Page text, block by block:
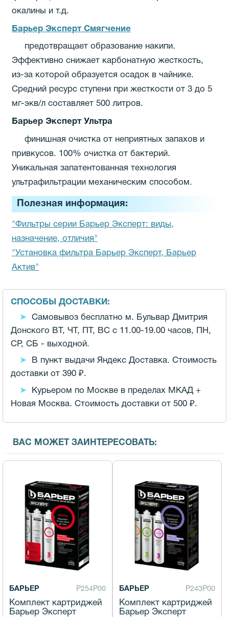
окалины и т.д.
Барьер Эксперт Смягчение
предотвращает образование накипи.
Эффективно снижает карбонатную жесткость,
из-за которой образуется осадок в чайнике.
Средний ресурс ступени при жесткости от 3 до 5
мг-экв/л составляет 500 литров.
Барьер Эксперт Ультра
финишная очистка от неприятных запахов и
привкусов. 100% очистка от бактерий.
Уникальная запатентованная технология
ультрафильтрации механическим способом.
Полезная информация:
"Фильтры серии Барьер Эксперт: виды,
назначение, отличия"
"Установка фильтра Барьер Эксперт, Барьер
Актив"
СПОСОБЫ ДОСТАВКИ:
Самовывоз бесплатно м. Бульвар Дмитрия
Донского ВТ, ЧТ, ПТ, ВС с 11.00-19.00 часов, ПН,
СР, СБ - выходной.
В пункт выдачи Яндекс Доставка. Стоимость
доставки от 390 ₽.
Курьером по Москве в пределах МКАД +
Новая Москва. Стоимость доставки от 500 ₽.
ВАС МОЖЕТ ЗАИНТЕРЕСОВАТЬ:
БАРЬЕР Р254Р00
Комплект картриджей
Барьер Эксперт
БАРЬЕР Р243Р00
Комплект картриджей
Барьер Эксперт